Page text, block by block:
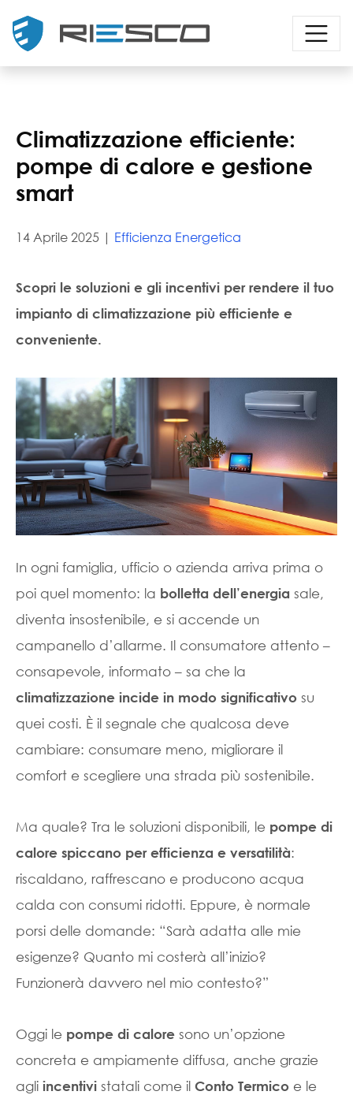
Climatizzazione efficiente:
pompe di calore e gestione
smart
14 Aprile 2025 | Efficienza Energetica
Scopri le soluzioni e gli incentivi per rendere il tuo
impianto di climatizzazione più efficiente e
conveniente.
In ogni famiglia, ufficio o azienda arriva prima o
poi quel momento: la bolletta dell’energia sale,
diventa insostenibile, e si accende un
campanello d’allarme. Il consumatore attento –
consapevole, informato – sa che la
climatizzazione incide in modo significativo su
quei costi. È il segnale che qualcosa deve
cambiare: consumare meno, migliorare il
comfort e scegliere una strada più sostenibile.
Ma quale? Tra le soluzioni disponibili, le pompe di
calore spiccano per efficienza e versatilità:
riscaldano, raffrescano e producono acqua
calda con consumi ridotti. Eppure, è normale
porsi delle domande: “Sarà adatta alle mie
esigenze? Quanto mi costerà all’inizio?
Funzionerà davvero nel mio contesto?”
Oggi le pompe di calore sono un’opzione
concreta e ampiamente diffusa, anche grazie
agli incentivi statali come il Conto Termico e le